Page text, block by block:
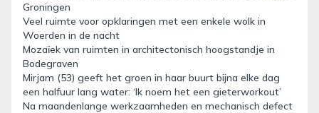
Groningen
Veel ruimte voor opklaringen met een enkele wolk in
Woerden in de nacht
Mozaïek van ruimten in architectonisch hoogstandje in
Bodegraven
Mirjam (53) geeft het groen in haar buurt bijna elke dag
een halfuur lang water: ‘Ik noem het een gieterworkout’
Na maandenlange werkzaamheden en mechanisch defect